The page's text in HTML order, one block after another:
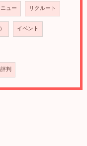
ュー リクルート
イベント
判